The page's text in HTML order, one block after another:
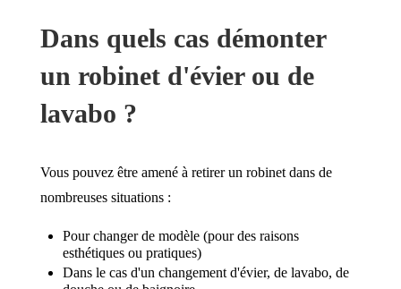
Dans quels cas démonter
un robinet d'évier ou de
lavabo ?
Vous pouvez être amené à retirer un robinet dans de
nombreuses situations :
Pour changer de modèle (pour des raisons
esthétiques ou pratiques)
Dans le cas d'un changement d'évier, de lavabo, de